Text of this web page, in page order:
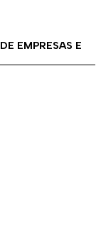
EMPRESAS E